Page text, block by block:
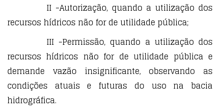
II -Autorização, quando a utilização dos
recursos hídricos não for de utilidade pública;
III -Permissão, quando a utilização dos
recursos hídricos não for de utilidade pública e
demande vazão insignificante, observando as
condições atuais e futuras do uso na bacia
hidrográfica.